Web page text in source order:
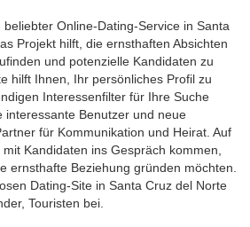
Online-Dating-Service in Santa
Projekt hilft, die ernsthaften Absichten
und potenzielle Kandidaten zu
hilft Ihnen, Ihr persönliches Profil zu
Interessenfilter für Ihre Suche
interessante Benutzer und neue
für Kommunikation und Heirat. Auf
Kandidaten ins Gespräch kommen,
ernsthafte Beziehung gründen möchten.
Dating-Site in Santa Cruz del Norte
Touristen bei.